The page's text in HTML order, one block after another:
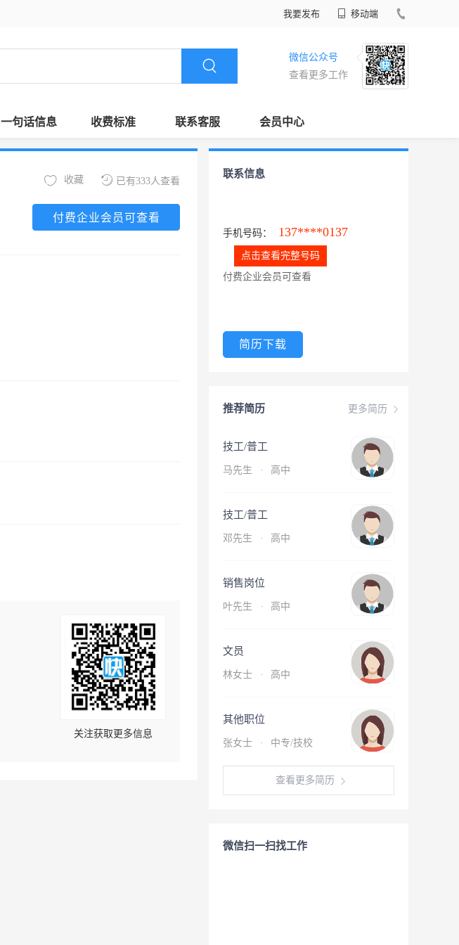
我要发布 移动端
微信公众号
查看更多工作
一句话信息 收费标准 联系客服 会员中心
已有333人查看
收藏
付费企业会员可查看
关注获取更多信息
联系信息
手机号码： 137****0137
点击查看完整号码
付费企业会员可查看
简历下载
更多简历
推荐简历
技工/普工
马先生 · 高中
技工/普工
邓先生 · 高中
销售岗位
叶先生 · 高中
文员
林女士 · 高中
其他职位
张女士 · 中专/技校
查看更多简历
微信扫一扫找工作